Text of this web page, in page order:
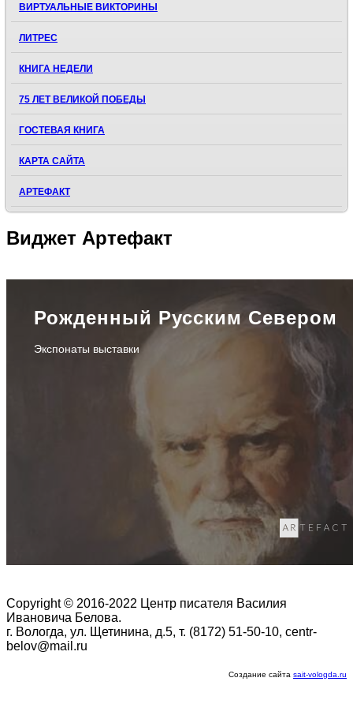
ВИРТУАЛЬНЫЕ ВИКТОРИНЫ
ЛИТРЕС
КНИГА НЕДЕЛИ
75 ЛЕТ ВЕЛИКОЙ ПОБЕДЫ
ГОСТЕВАЯ КНИГА
КАРТА САЙТА
АРТЕФАКТ
Виджет Артефакт
Рожденный Русским Севером
Экспонаты выставки
Copyright © 2016-2022 Центр писателя Василия
Ивановича Белова.
г. Вологда, ул. Щетинина, д.5, т. (8172) 51-50-10, centr-
belov@mail.ru
Создание сайта sait-vologda.ru